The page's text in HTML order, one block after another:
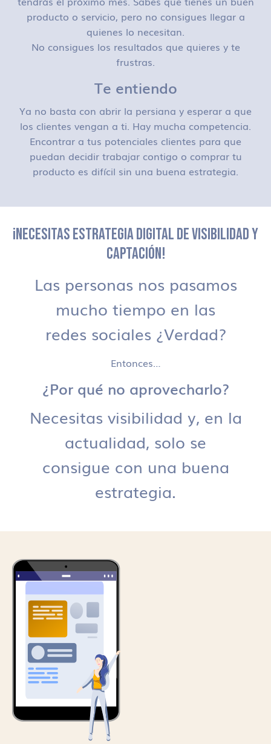
producto o servicio, pero no consigues llegar a
quienes lo necesitan.
No consigues los resultados que quieres y te
frustras.
Te entiendo
Ya no basta con abrir la persiana y esperar a que
los clientes vengan a ti. Hay mucha competencia.
Encontrar a tus potenciales clientes para que
puedan decidir trabajar contigo o comprar tu
producto es difícil sin una buena estrategia.
¡NECESITAS ESTRATEGIA DIGITAL DE VISIBILIDAD Y
CAPTACIÓN!
Las personas nos pasamos
mucho tiempo en las
redes sociales ¿Verdad?
Entonces…
¿Por qué no aprovecharlo?
Necesitas visibilidad y, en la
actualidad, solo se
consigue con una buena
estrategia.